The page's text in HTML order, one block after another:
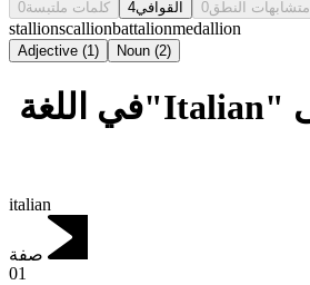
كلمات ملتبسة0 القوافي4 متشابهات النطق0
stallionscallionbattalionmedallion
Adjective (1) Noun (2)
تعريف ومعنى "Italian"في اللغة
italian
صفة
01